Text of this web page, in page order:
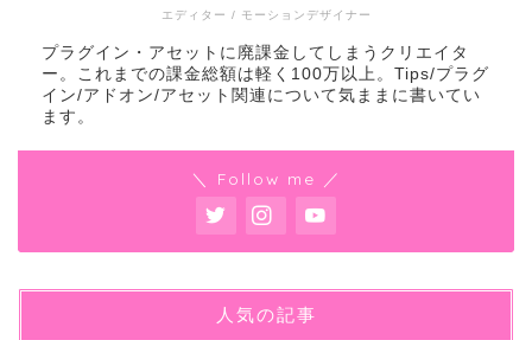
エディター / モーションデザイナー
プラグイン・アセットに廃課金してしまうクリエイタ
ー。これまでの課金総額は軽く100万以上。Tips/プラグ
イン/アドオン/アセット関連について気ままに書いてい
ます。
＼ Follow me ／
人気の記事